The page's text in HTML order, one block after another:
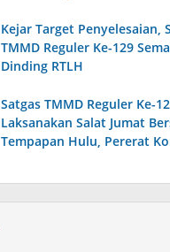
Kejar Target Penyelesaian,
TMMD Reguler Ke-129
Dinding RTLH
Satgas TMMD Reguler Ke-
Laksanakan Salat Jumat
Tempapan Hulu, Pererat